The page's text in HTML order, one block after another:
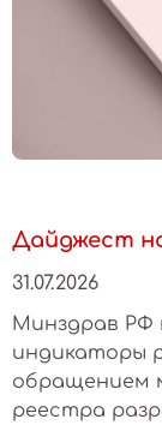
Дайджест
31.07.2026
Минздрав РФ
индикаторы
обращением
реестра